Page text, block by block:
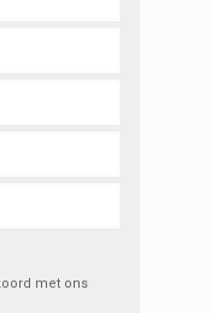
met ons